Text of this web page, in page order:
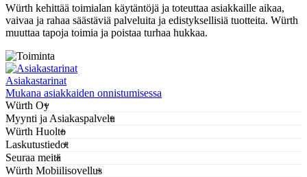
Würth kehittää toimialan käytäntöjä ja toteuttaa asiakkaille aikaa,
vaivaa ja rahaa säästäviä palveluita ja edistyksellisiä tuotteita. Würth
muuttaa tapoja toimia ja poistaa turhaa hukkaa.
Asiakastarinat
Mukana asiakkaiden onnistumisessa
Würth Oy
Myynti ja Asiakaspalvelu
Würth Huolto
Laskutustiedot
Seuraa meitä
Würth Mobiilisovellus